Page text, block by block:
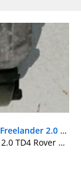
75 2,0 CDTI A13VI234
Lichtmaschine 100A Land Rover Freelander 2.0 TD4 Rover 75 2,0 CDTI A13VI234